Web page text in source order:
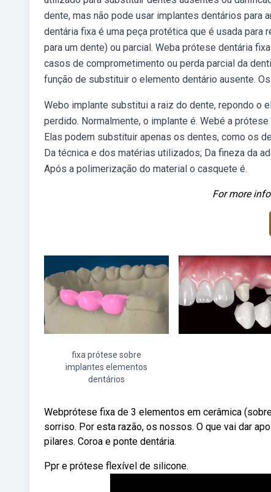
dente, mas não pode usar implantes dentários para
dentária fixa é uma peça protética que é usada
para um dente) ou parcial. Weba prótese dentária
casos de comprometimento ou perda parcial da
função de substituir o elemento dentário ausente.
Webo implante substitui a raiz do dente, repondo o
perdido. Normalmente, o implante é. Webé a
Elas podem substituir apenas os dentes, como os
Da técnica e dos matérias utilizados; Da fineza da
Após a polimerização do material o casquete é.
For more
fixa prótese sobre
implantes elementos
dentários
Webprótese fixa de 3 elementos em cerâmica
sorriso. Por esta razão, os nossos. O que vai dar
pilares. Coroa e ponte dentária.
Ppr e prótese flexível de silicone.